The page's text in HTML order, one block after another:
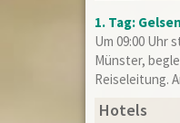
1. Tag:
Um 09:00 Uhr
Münster,
Reiseleitung.
Hotels